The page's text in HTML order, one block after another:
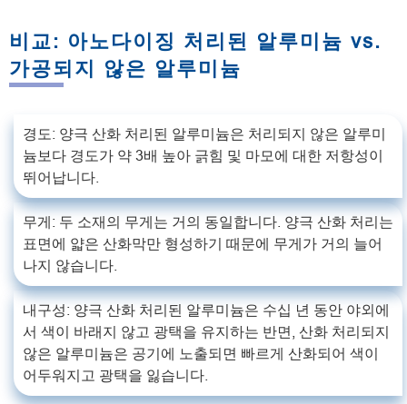
비교: 아노다이징 처리된 알루미늄 vs.
가공되지 않은 알루미늄
경도: 양극 산화 처리된 알루미늄은 처리되지 않은 알루미
늄보다 경도가 약 3배 높아 긁힘 및 마모에 대한 저항성이
뛰어납니다.
무게: 두 소재의 무게는 거의 동일합니다. 양극 산화 처리는
표면에 얇은 산화막만 형성하기 때문에 무게가 거의 늘어
나지 않습니다.
내구성: 양극 산화 처리된 알루미늄은 수십 년 동안 야외에
서 색이 바래지 않고 광택을 유지하는 반면, 산화 처리되지
않은 알루미늄은 공기에 노출되면 빠르게 산화되어 색이
어두워지고 광택을 잃습니다.